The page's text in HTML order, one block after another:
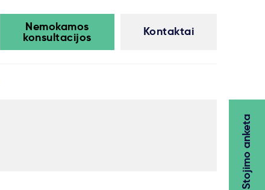
Kontaktai
Nemokamos
konsultacijos
Stojimo anketa